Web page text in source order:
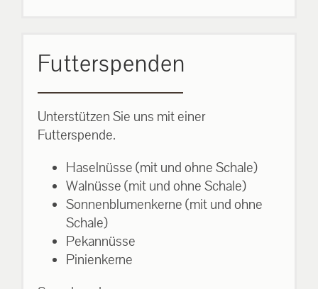
Futterspenden
Unterstützen Sie uns mit einer
Futterspende.
Haselnüsse (mit und ohne Schale)
Walnüsse (mit und ohne Schale)
Sonnenblumenkerne (mit und ohne
Schale)
Pekannüsse
Pinienkerne